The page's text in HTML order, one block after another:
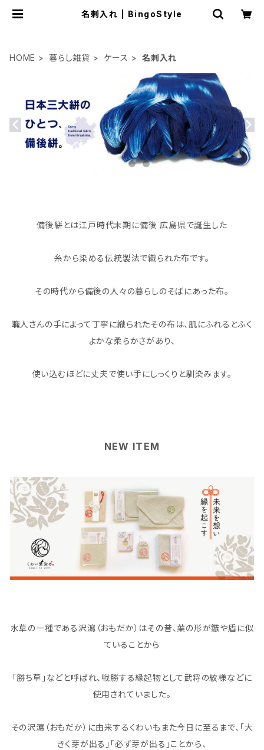
名刺入れ | BingoStyle
HOME 暮らし雑貨 ケース 名刺入れ
備後絣とは江戸時代末期に備後 広島県で誕生した
糸から染める伝統製法で織られた布です。
その時代から備後の人々の暮らしのそばにあった布。
職人さんの手によって丁寧に織られたその布は、肌にふれるとふく
よかな柔らかさがあり、
使い込むほどに丈夫で使い手にしっくりと馴染みます。
NEW ITEM
水草の一種である沢瀉（おもだか）はその昔、葉の形が鏃や盾に似
ていることから
「勝ち草」などと呼ばれ、戦勝する縁起物として武将の紋様などに
使用されていました。
その沢瀉（おもだか）に由来するくわいもまた今日に至るまで、「大
きく芽が出る」「必ず芽が出る」ことから、